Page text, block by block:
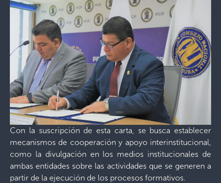
Con la suscripción de esta carta, se busca establecer
mecanismos de cooperación y apoyo interinstitucional,
como la divulgación en los medios institucionales de
ambas entidades sobre las actividades que se generen a
partir de la ejecución de los procesos formativos.